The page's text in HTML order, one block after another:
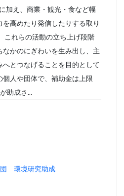
加え、商業・観光・食など幅
高めたり発信したりする取り
これらの活動の立ち上げ段階
かのにぎわいを生み出し、主
とつなげることを目的として
人や団体で、補助金は上限
助成さ...